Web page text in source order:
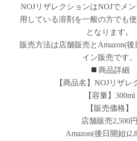
NOJリザレクションはNOJでメ
用している溶剤を一般の方でも
となります。
販売方法は店舗販売とAmazon(
イン販売です。
商品詳細
【商品名】NOJリザレ
【容量】300ml
【販売価格】
店舗販売2,500円
Amazon(後日開始